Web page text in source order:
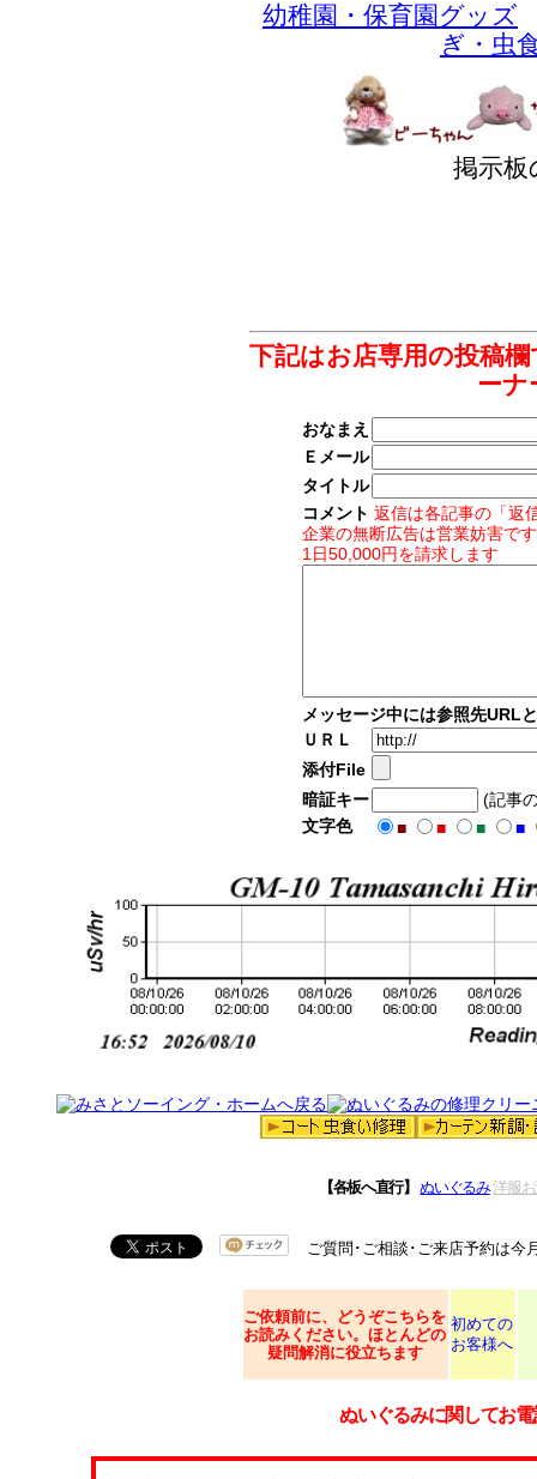
幼稚園・保育園グッズ
ぎ・虫
掲示板
下記はお店専用の投稿
ーナ
おなまえ
Ｅメール
タイトル
コメント 返信は各記事の「返
企業の無断広告は営業妨害で
1日50,000円を請求します
メッセージ中には参照先URL
ＵＲＬ
添付File
暗証キー
(記事
文字色
■ ■ ■ ■
【各板へ直行】 ぬいぐるみ 洋服
ご質問･ご相談･ご来店予約は今
ご依頼前に、どうぞこちらを
お読みください。ほとんどの
疑問解消に役立ちます
初めての
お客様へ
ぬいぐるみに関してお